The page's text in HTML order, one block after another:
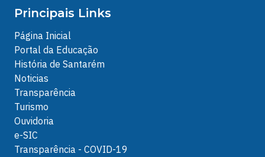
Principais Links
Página Inicial
Portal da Educação
História de Santarém
Noticias
Transparência
Turismo
Ouvidoria
e-SIC
Transparência - COVID-19